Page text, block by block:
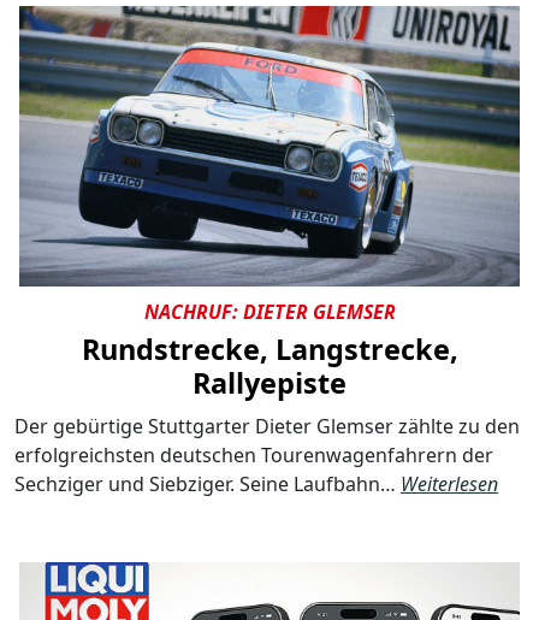
NACHRUF: DIETER GLEMSER
Rundstrecke, Langstrecke,
Rallyepiste
Der gebürtige Stuttgarter Dieter Glemser zählte zu den
erfolgreichsten deutschen Tourenwagenfahrern der
Sechziger und Siebziger. Seine Laufbahn… Weiterlesen